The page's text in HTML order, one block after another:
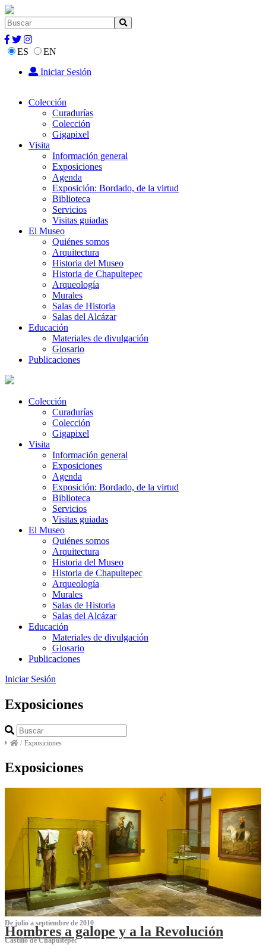
ES
EN
Iniciar Sesión
Colección
Curadurías
Colección
Gigapixel
Visita
Información general
Exposiciones
Agenda
Exposición: Bordado, de la virtud
Biblioteca
Servicios
Visitas guiadas
El Museo
Quiénes somos
Arquitectura
Historia del Museo
Historia de Chapultepec
Arqueología
Murales
Salas de Historia
Salas del Alcázar
Educación
Materiales de divulgación
Glosario
Publicaciones
Colección
Curadurías
Colección
Gigapixel
Visita
Información general
Exposiciones
Agenda
Exposición: Bordado, de la virtud
Biblioteca
Servicios
Visitas guiadas
El Museo
Quiénes somos
Arquitectura
Historia del Museo
Historia de Chapultepec
Arqueología
Murales
Salas de Historia
Salas del Alcázar
Educación
Materiales de divulgación
Glosario
Publicaciones
Iniciar Sesión
Exposiciones
/ Exposiciones
Exposiciones
De julio a septiembre de 2010
Hombres a galope y a la Revolución
Castillo de Chapultepec